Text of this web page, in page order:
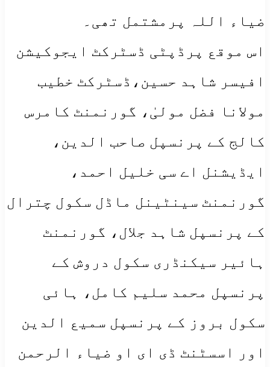
ضیاء اللہ پرمشتمل تھی۔
اس موقع پرڈپٹی ڈسٹرکٹ ایجوکیشن
افیسر شاہد حسین،ڈسٹرکٹ خطیب
مولانا فضل مولیٰ، گورنمنٹ کامرس
کالج کے پرنسپل صاحب الدین،
ایڈیشنل اے سی خلیل احمد،
گورنمنٹ سینٹینل ماڈل سکول چترال
کے پرنسپل شاہد جلال، گورنمنٹ
ہائیر سیکنڈری سکول دروش کے
پرنسپل محمد سلیم کامل، ہائی
سکول بروز کے پرنسپل سمیع الدین
اور اسسٹنٹ ڈی ای او ضیاء الرحمن